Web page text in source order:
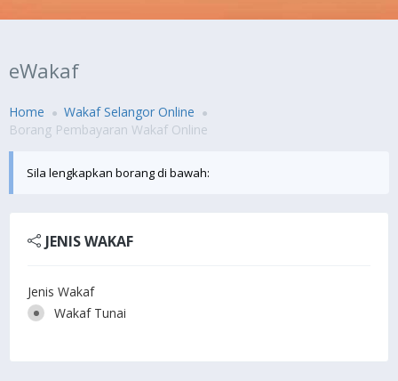
eWakaf
Home
Wakaf Selangor Online
Borang Pembayaran Wakaf Online
Sila lengkapkan borang di bawah:
JENIS WAKAF
Jenis Wakaf
Wakaf Tunai